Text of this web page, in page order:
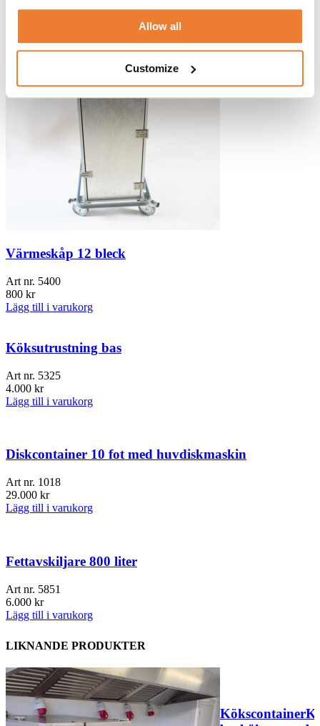
Allow all
Customize
Värmeskåp 12 bleck
Art nr. 5400
800 kr
Lägg till i varukorg
Köksutrustning bas
Art nr. 5325
4.000 kr
Lägg till i varukorg
Diskcontainer 10 fot med huvdiskmaskin
Art nr. 1018
29.000 kr
Lägg till i varukorg
Fettavskiljare 800 liter
Art nr. 5851
6.000 kr
Lägg till i varukorg
LIKNANDE PRODUKTER
Kökscontainer